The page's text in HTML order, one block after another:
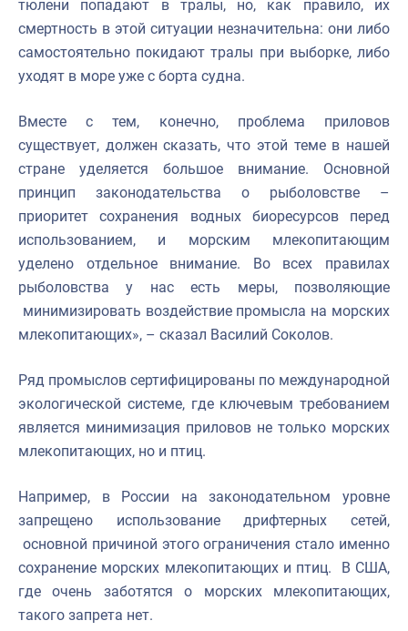
тюлени попадают в тралы, но, как правило, их
смертность в этой ситуации незначительна: они либо
самостоятельно покидают тралы при выборке, либо
уходят в море уже с борта судна.
Вместе с тем, конечно, проблема приловов
существует, должен сказать, что этой теме в нашей
стране уделяется большое внимание. Основной
принцип законодательства о рыболовстве –
приоритет сохранения водных биоресурсов перед
использованием, и морским млекопитающим
уделено отдельное внимание. Во всех правилах
рыболовства у нас есть меры, позволяющие
минимизировать воздействие промысла на морских
млекопитающих», – сказал Василий Соколов.
Ряд промыслов сертифицированы по международной
экологической системе, где ключевым требованием
является минимизация приловов не только морских
млекопитающих, но и птиц.
Например, в России на законодательном уровне
запрещено использование дрифтерных сетей,
основной причиной этого ограничения стало именно
сохранение морских млекопитающих и птиц. В США,
где очень заботятся о морских млекопитающих,
такого запрета нет.